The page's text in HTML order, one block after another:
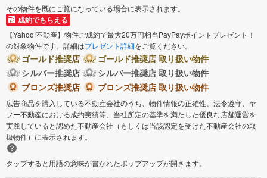
その物件を既にご覧になっている場合に表示されます。
成約でもらえる
【Yahoo!不動産】物件ご成約で最大20万円相当PayPayポイントプレゼント！
の対象物件です。詳細はプレゼント詳細をご覧ください。
ゴールド推奨店
ゴールド推奨店 取り扱い物件
シルバー推奨店
シルバー推奨店 取り扱い物件
ブロンズ推奨店
ブロンズ推奨店 取り扱い物件
広告商品を購入している不動産会社のうち、物件情報の正確性、法令遵守、ヤ
フー不動産における成約実績等、当社所定の基準を満たした優良な店舗運営を
実践していると認めた不動産会社（もしくは当該認定を受けた不動産会社の取
扱物件）に表示されます。
タップすると用語の意味が書かれたポップアップが開きます。